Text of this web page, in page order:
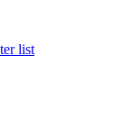
list